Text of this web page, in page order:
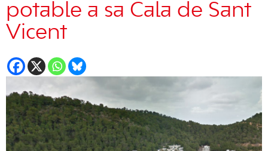
potable a sa Cala de Sant
Vicent